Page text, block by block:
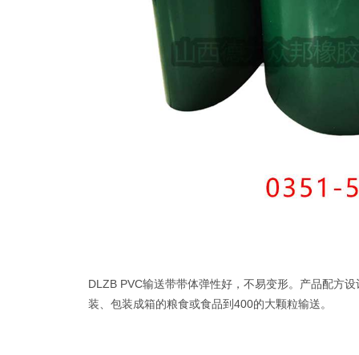
DLZB PVC输送带带体弹性好，不易变形。产品配方
装、包装成箱的粮食或食品到400的大颗粒输送。